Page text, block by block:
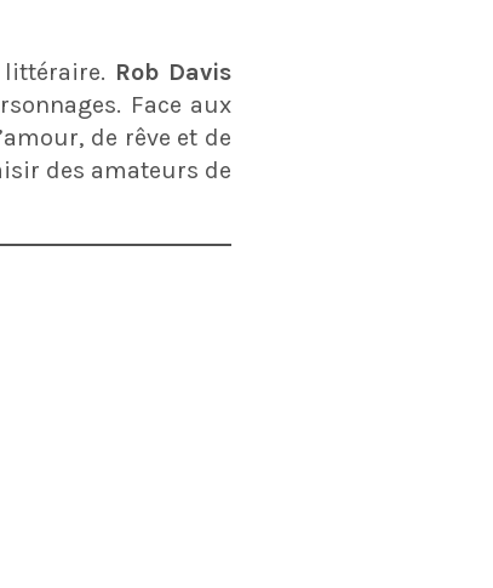
Rob Davis
Face aux
de rêve et de
des amateurs de